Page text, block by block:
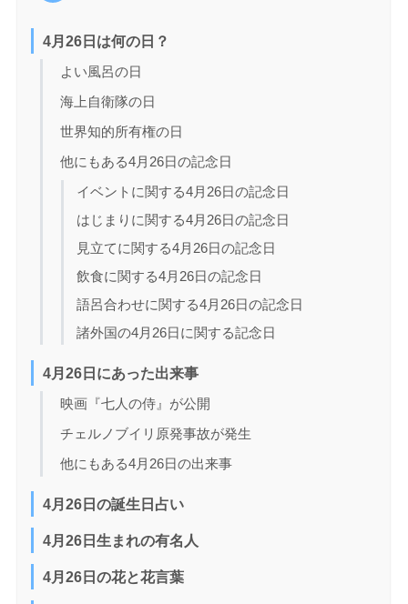
4月26日は何の日？
よい風呂の日
海上自衛隊の日
世界知的所有権の日
他にもある4月26日の記念日
イベントに関する4月26日の記念日
はじまりに関する4月26日の記念日
見立てに関する4月26日の記念日
飲食に関する4月26日の記念日
語呂合わせに関する4月26日の記念日
諸外国の4月26日に関する記念日
4月26日にあった出来事
映画『七人の侍』が公開
チェルノブイリ原発事故が発生
他にもある4月26日の出来事
4月26日の誕生日占い
4月26日生まれの有名人
4月26日の花と花言葉